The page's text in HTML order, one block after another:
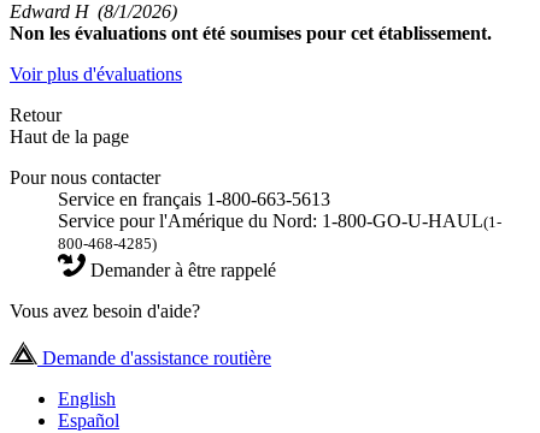
Edward H (8/1/2026)
Non les évaluations ont été soumises pour cet établissement.
Voir plus d'évaluations
Retour
Haut de la page
Pour nous contacter
Service en français 1-800-663-5613
Service pour l'Amérique du Nord: 1-800-GO-U-HAUL(1-
800-468-4285)
Demander à être rappelé
Vous avez besoin d'aide?
Demande d'assistance routière
English
Español